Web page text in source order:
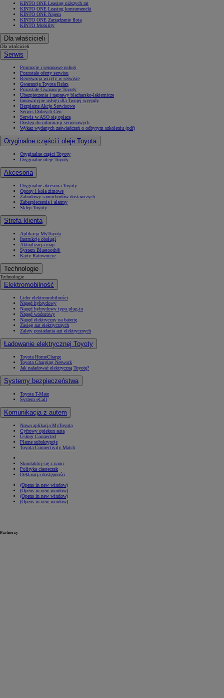
KINTO ONE Leasing niższych rat
KINTO ONE Leasing konsumencki
KINTO ONE Najem
KINTO ONE Zarządzanie flotą
KINTO Mobility
Dla właścicieli
Dla właścicieli
Serwis
Promocje i sezonowe usługi
Pozostałe oferty serwisu
Rezerwacja wizyty w serwisie
Gwarancja Toyota Relax
Pozostałe Gwarancje Toyoty
Ubezpieczenia i naprawy blacharsko-lakiernicze
Innowacyjne usługi dla Twojej wygody
Bezpłatne Akcje Serwisowe
Serwis Dobrych Cen
Serwis w ASO się opłaca
Dostęp do informacji serwisowych
Wykaz wydanych zaświadczeń o odbytym szkoleniu (pdf)
Oryginalne części i oleje Toyota
Oryginalne części Toyoty
Oryginalne oleje Toyoty
Akcesoria
Oryginalne akcesoria Toyoty
Opony i koła zimowe
Zabudowy samochodów dostawczych
Zabezpieczenia i alarmy
Sklep Toyoty
Strefa klienta
Aplikacja MyToyota
Instrukcje obsługi
Aktualizacja map
System Bluetooth®
Karty Ratownicze
Technologie
Technologie
Elektromobilność
Lider elektromobilności
Napęd hybrydowy
Napęd hybrydowy typu plug-in
Napęd wodorowy
Napęd elektryczny na baterię
Zasięg aut elektrycznych
Zalety posiadania aut elektrycznych
Ładowanie elektrycznej Toyoty
Toyota HomeCharge
Toyota Charging Network
Jak naładować elektryczną Toyotę?
Systemy bezpieczeństwa
Toyota T-Mate
System eCall
Komunikacja z autem
Nowa aplikacja MyToyota
Cyfrowy opiekun auta
Usługi Connected
Płatne subskrypcje
Toyota Connectivity Match
Skontaktuj się z nami
Polityka ciasteczek
Deklaracja dostępności
(Opens in new window)
(Opens in new window)
(Opens in new window)
(Opens in new window)
Partnerzy